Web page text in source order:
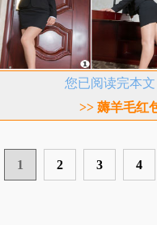
您已阅读完本文
>> 薅羊毛红
1 2 3 4